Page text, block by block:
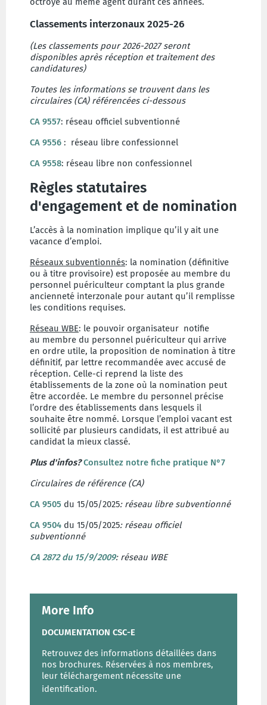
Classements interzonaux 2025-26
(Les classements pour 2026-2027 seront
disponibles après réception et traitement des
candidatures)
Toutes les informations se trouvent dans les
circulaires (CA) référencées ci-dessous
CA 9557: réseau officiel subventionné
CA 9556 : réseau libre confessionnel
CA 9558: réseau libre non confessionnel
Règles statutaires
d'engagement et de nomination
L’accès à la nomination implique qu’il y ait une
vacance d’emploi.
Réseaux subventionnés: la nomination (définitive
ou à titre provisoire) est proposée au membre du
personnel puériculteur comptant la plus grande
ancienneté interzonale pour autant qu’il remplisse
les conditions requises.
Réseau WBE: le pouvoir organisateur notifie
au membre du personnel puériculteur qui arrive
en ordre utile, la proposition de nomination à titre
définitif, par lettre recommandée avec accusé de
réception. Celle-ci reprend la liste des
établissements de la zone où la nomination peut
être accordée. Le membre du personnel précise
l’ordre des établissements dans lesquels il
souhaite être nommé. Lorsque l’emploi vacant est
sollicité par plusieurs candidats, il est attribué au
candidat la mieux classé.
Plus d'infos? Consultez notre fiche pratique N°7
Circulaires de référence (CA)
CA 9505 du 15/05/2025: réseau libre subventionné
CA 9504 du 15/05/2025: réseau officiel
subventionné
CA 2872 du 15/9/2009: réseau WBE
More Info
DOCUMENTATION CSC-E
Retrouvez des informations détaillées dans
nos brochures. Réservées à nos membres,
leur téléchargement nécessite une
identification.